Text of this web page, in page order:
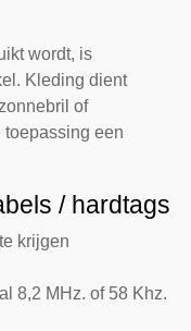
wordt, is
Kleding dient
of
toepassing een
/ hardtags
krijgen
8,2 MHz. of 58 Khz.